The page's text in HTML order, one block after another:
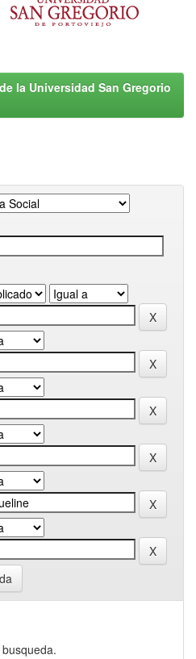
la Universidad San Gregorio